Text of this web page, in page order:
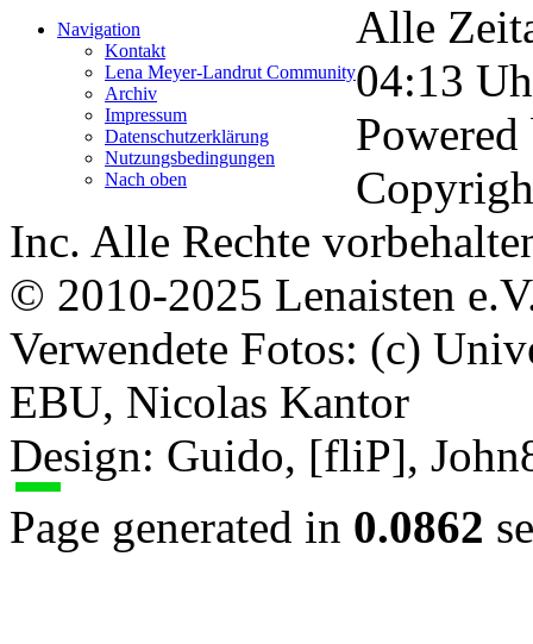
Navigation
Kontakt
Lena Meyer-Landrut Community
Archiv
Impressum
Datenschutzerklärung
Nutzungsbedingungen
Nach oben
Alle
04:13
Inc. Alle Rechte
© 2010-2025 Lenaisten
Verwendete Fotos: (c)
EBU, Nicolas Kantor
Design: Guido, [fliP],
Page generated in 0.0862